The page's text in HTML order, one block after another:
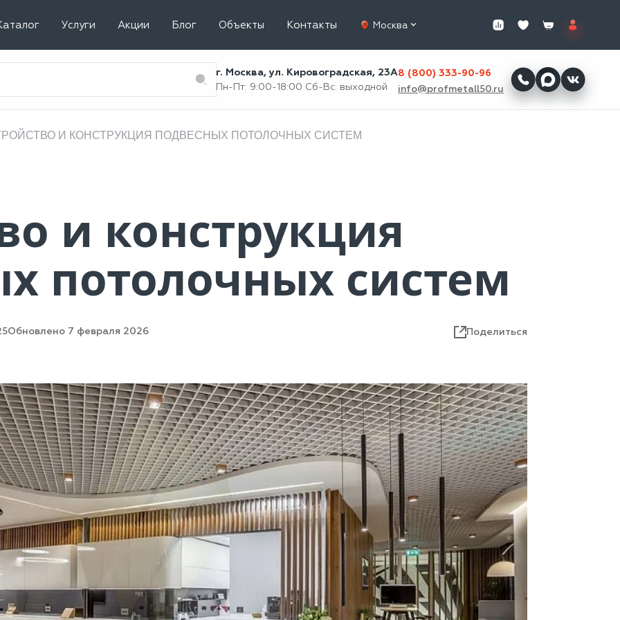
Услуги Акции Блог Объекты Контакты Москва
г. Москва, ул. Кировоградская, 23А
Пн-Пт: 9:00-18:00 Сб-Вс: выходной
8 (800) 333-90-96
info@profmetall50.ru
И КОНСТРУКЦИЯ ПОДВЕСНЫХ ПОТОЛОЧНЫХ СИСТЕМ
и конструкция
потолочных систем
Обновлено 7 февраля 2026 Поделиться